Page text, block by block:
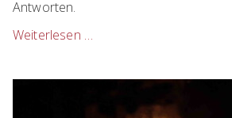
Antworten.
Weiterlesen …
Du